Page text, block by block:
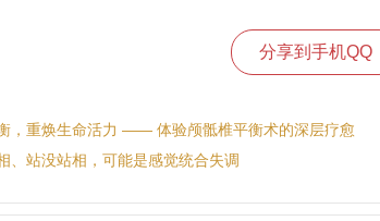
分享到手机QQ
，重焕生命活力 —— 体验颅骶椎平衡术的深层疗愈
、站没站相，可能是感觉统合失调